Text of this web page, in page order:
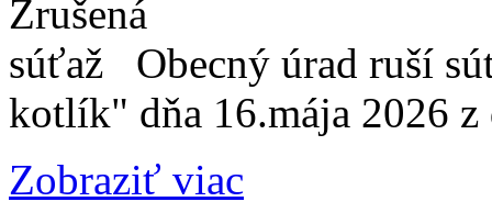
Obecný úrad ruší
kotlík" dňa 16.mája 2026 z
Zobraziť viac